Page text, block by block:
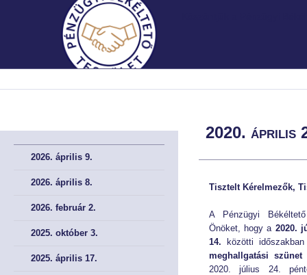
BEMUTATKOZÁS
A Testületről röviden
A Testület története
BEMUTATKOZÁS
A Testületről röviden
A Testület története
2026. április 9.
2026. április 8.
2026. február 2.
2025. október 3.
2025. április 17.
2020. április
Tisztelt Kérelmezők,
A Pénzügyi
Önöket, hogy a 2020.
14. közötti
meghallgatási szünet
2020. július 24.